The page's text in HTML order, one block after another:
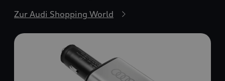
Zur Audi Shopping World